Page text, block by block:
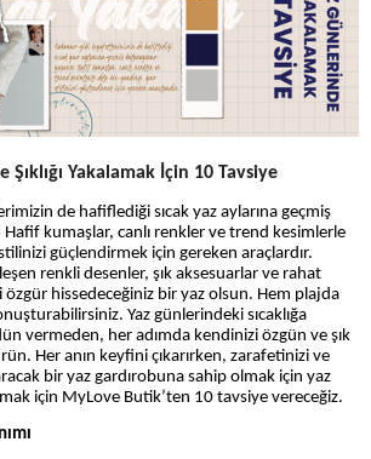
Şıklığı Yakalamak İçin 10 Tavsiye
de hafiflediği sıcak yaz aylarına geçmiş
kumaşlar, canlı renkler ve trend kesimlerle
güçlendirmek için gereken araçlardır.
renkli desenler, şık aksesuarlar ve rahat
özgür hissedeceğiniz bir yaz olsun. Hem plajda
Yaz günlerindeki sıcaklığa
vermeden, her adımda kendinizi özgün ve şık
Her anın keyfini çıkarırken, zarafetinizi ve
bir yaz gardırobuna sahip olmak için yaz
için MyLove Butik’ten 10 tavsiye vereceğiz.